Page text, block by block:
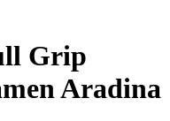
Grip
Aradina